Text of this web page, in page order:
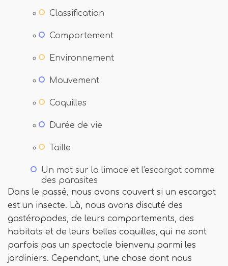
Classification
Comportement
Environnement
Mouvement
Coquilles
Durée de vie
Taille
Un mot sur la limace et l'escargot comme
des parasites
Dans le passé, nous avons couvert si un escargot
est un insecte. Là, nous avons discuté des
gastéropodes, de leurs comportements, des
habitats et de leurs belles coquilles, qui ne sont
parfois pas un spectacle bienvenu parmi les
jardiniers. Cependant, une chose dont nous